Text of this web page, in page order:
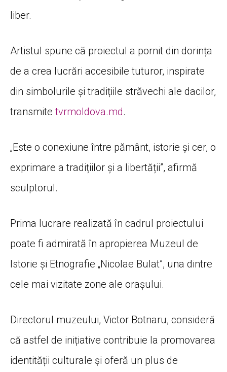
liber.
Artistul spune că proiectul a pornit din dorința
de a crea lucrări accesibile tuturor, inspirate
din simbolurile și tradițiile străvechi ale dacilor,
transmitetvrmoldova.md.
„Este o conexiune între pământ, istorie și cer, o
exprimare a tradițiilor și a libertății”, afirmă
sculptorul.
Prima lucrare realizată în cadrul proiectului
poate fi admirată în apropierea Muzeul de
Istorie și Etnografie „Nicolae Bulat”, una dintre
cele mai vizitate zone ale orașului.
Directorul muzeului, Victor Botnaru, consideră
că astfel de inițiative contribuie la promovarea
identității culturale și oferă un plus de